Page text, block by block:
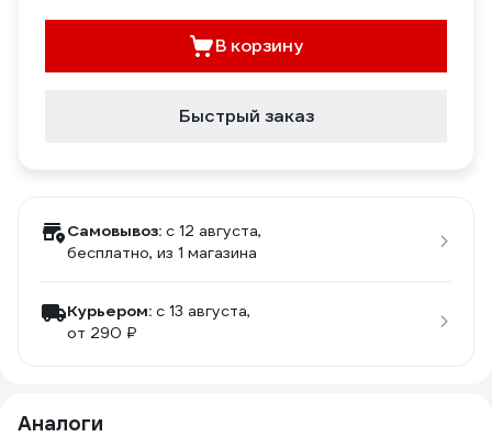
В корзину
Быстрый заказ
Самовывоз: c 12 августа,
бесплатно, из 1 магазина
Курьером: c 13 августа,
от 290 ₽
Аналоги